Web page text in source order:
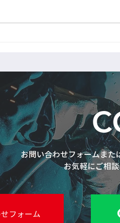
お問い合わせフォームまた
お気軽にご相
フォーム